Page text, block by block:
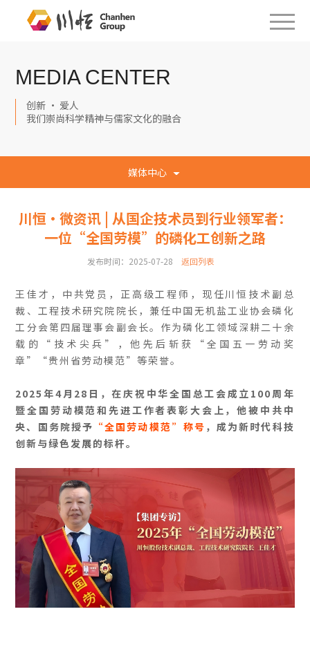
MEDIA CENTER
创新 · 爱人
我们崇尚科学精神与儒家文化的融合
媒体中心
川恒·微资讯 | 从国企技术员到行业领军者：
一位“全国劳模”的磷化工创新之路
发布时间：2025-07-28 返回列表
王佳才，中共党员，正高级工程师，现任川恒技术副总
裁、工程技术研究院院长，兼任中国无机盐工业协会磷化
工分会第四届理事会副会长。作为磷化工领域深耕二十余
载的“技术尖兵”，他先后斩获“全国五一劳动奖
章”“贵州省劳动模范”等荣誉。
2025年4月28日，在庆祝中华全国总工会成立100周年
暨全国劳动模范和先进工作者表彰大会上，他被中共中
央、国务院授予 “全国劳动模范”称号 ，成为新时代科技
创新与绿色发展的标杆。